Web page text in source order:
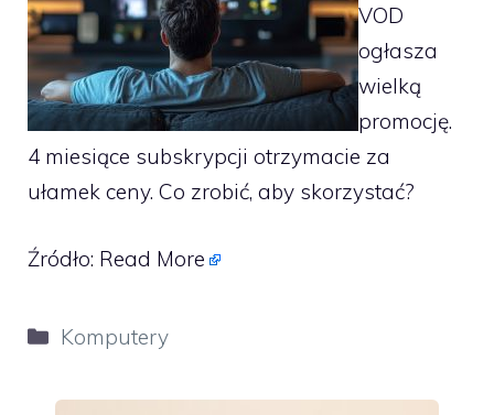
VOD
ogłasza
wielką
promocję.
4 miesiące subskrypcji otrzymacie za
ułamek ceny. Co zrobić, aby skorzystać?
Źródło: Read More
Kategorie
Komputery